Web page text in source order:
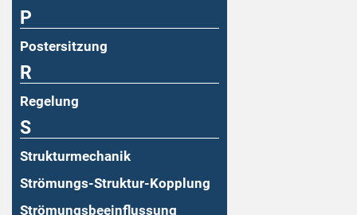
P
Postersitzung
R
Regelung
S
Strukturmechanik
Strömungs-Struktur-Kopplung
Strömungsbeeinflussung